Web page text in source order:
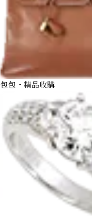
pierce
包包・精品收購